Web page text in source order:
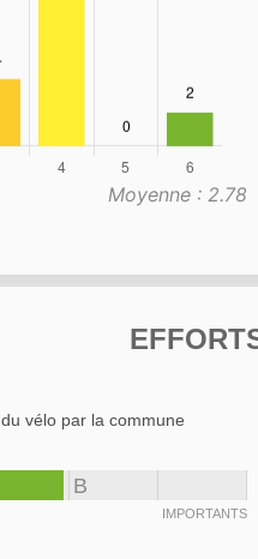
Moyenne : 2.78
vélo par la commune
B
IMPORTANTS